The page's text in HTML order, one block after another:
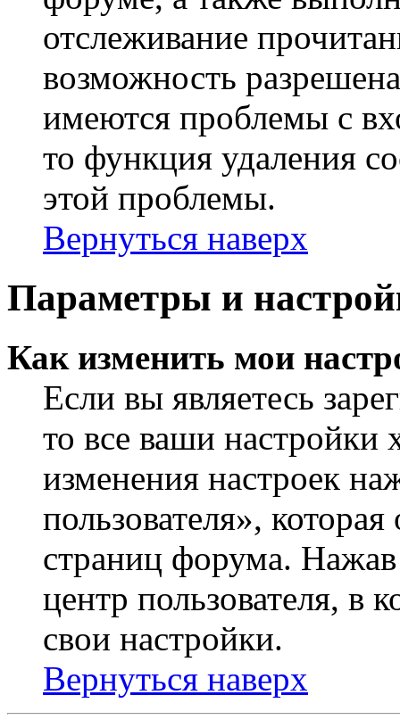
отслеживание
возможность
имеются проблемы с
то функция удаления
этой проблемы.
Вернуться наверх
Параметры и
Как изменить мои
Если вы являетесь
то все ваши настройки
изменения настроек
пользователя»,
страниц форума.
центр пользователя, в
свои настройки.
Вернуться наверх